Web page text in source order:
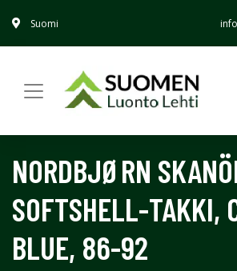
Suomi
NORDBJØRN
SOFTSHELL-TAKKI,
BLUE, 86-92